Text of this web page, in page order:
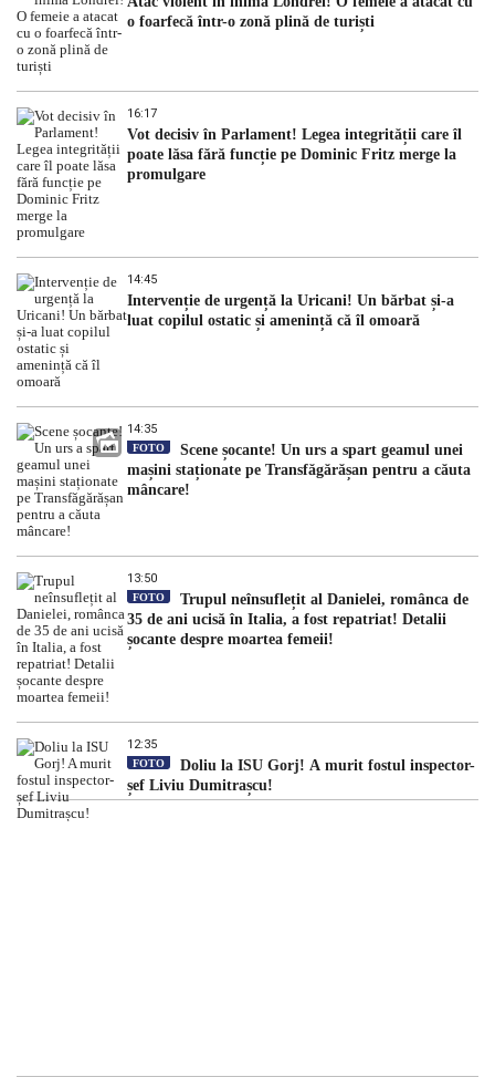
o foarfecă într-o zonă plină de turiști
16:17
Vot decisiv în Parlament! Legea integrității care îl
poate lăsa fără funcție pe Dominic Fritz merge la
promulgare
14:45
Intervenție de urgență la Uricani! Un bărbat și-a
luat copilul ostatic și amenință că îl omoară
14:35
FOTO
Scene șocante! Un urs a spart geamul unei
mașini staționate pe Transfăgărășan pentru a căuta
mâncare!
13:50
FOTO
Trupul neînsuflețit al Danielei, românca de
35 de ani ucisă în Italia, a fost repatriat! Detalii
șocante despre moartea femeii!
12:35
FOTO
Doliu la ISU Gorj! A murit fostul inspector-
șef Liviu Dumitrașcu!